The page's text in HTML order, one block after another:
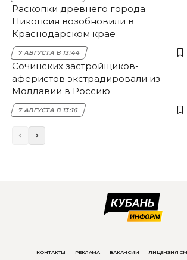
Раскопки древнего города
Никопсия возобновили в
Краснодарском крае
7 АВГУСТА В 13:44
Сочинских застройщиков-
аферистов экстрадировали из
Молдавии в Россию
7 АВГУСТА В 13:16
КОНТАКТЫ РЕКЛАМА ВАКАНСИИ ЛИЦЕНЗИЯ